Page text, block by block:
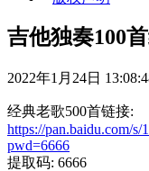
吉他独奏100
2022年1月24日
经典老歌500首链接:
https://pan.baidu.com/
pwd=6666
提取码: 6666